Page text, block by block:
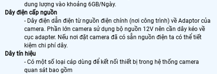
dung lượng vào khoảng 6GB/Ngày.
Dây điện cấp nguồn
- Dây điện dẫn điện từ nguồn điện chính (nơi công trình) về Adaptor của
camera. Phần lớn camera sử dụng bộ nguồn 12V nên cần dây kéo về
cục adapter. Nếu nơi đặt camera đã có sẵn nguồn điện ta có thể tiết
kiệm chi phí dây.
Dây tín hiệu
- Có một số loại cáp dùng để kết nối thiết bị trong hệ thống camera
quan sát bao gồm